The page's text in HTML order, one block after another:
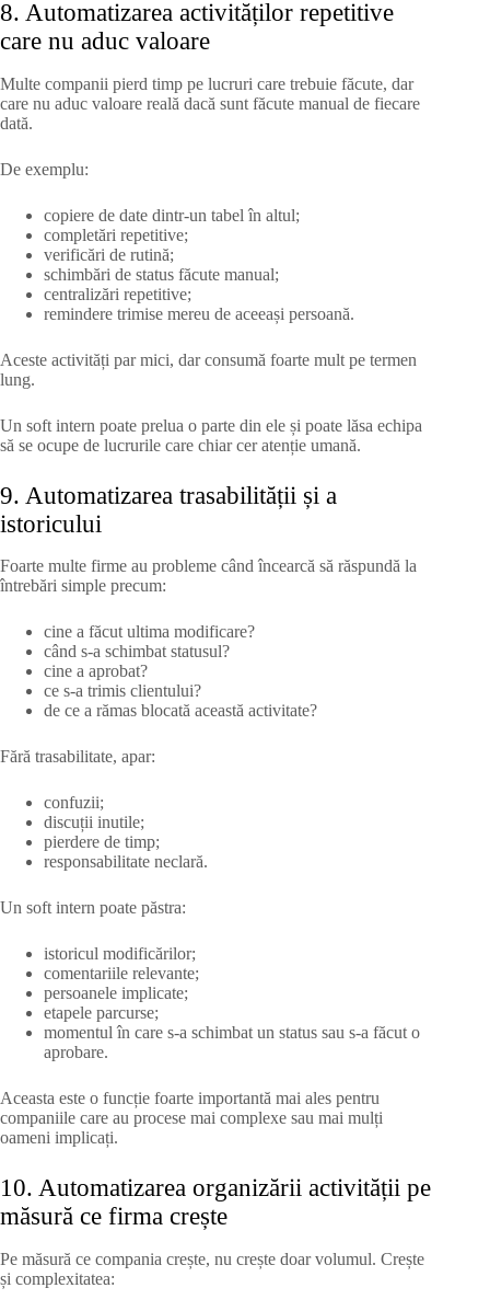
8. Automatizarea activităților repetitive
care nu aduc valoare
Multe companii pierd timp pe lucruri care trebuie făcute, dar
care nu aduc valoare reală dacă sunt făcute manual de fiecare
dată.
De exemplu:
copiere de date dintr-un tabel în altul;
completări repetitive;
verificări de rutină;
schimbări de status făcute manual;
centralizări repetitive;
remindere trimise mereu de aceeași persoană.
Aceste activități par mici, dar consumă foarte mult pe termen
lung.
Un soft intern poate prelua o parte din ele și poate lăsa echipa
să se ocupe de lucrurile care chiar cer atenție umană.
9. Automatizarea trasabilității și a
istoricului
Foarte multe firme au probleme când încearcă să răspundă la
întrebări simple precum:
cine a făcut ultima modificare?
când s-a schimbat statusul?
cine a aprobat?
ce s-a trimis clientului?
de ce a rămas blocată această activitate?
Fără trasabilitate, apar:
confuzii;
discuții inutile;
pierdere de timp;
responsabilitate neclară.
Un soft intern poate păstra:
istoricul modificărilor;
comentariile relevante;
persoanele implicate;
etapele parcurse;
momentul în care s-a schimbat un status sau s-a făcut o
aprobare.
Aceasta este o funcție foarte importantă mai ales pentru
companiile care au procese mai complexe sau mai mulți
oameni implicați.
10. Automatizarea organizării activității pe
măsură ce firma crește
Pe măsură ce compania crește, nu crește doar volumul. Crește
și complexitatea: